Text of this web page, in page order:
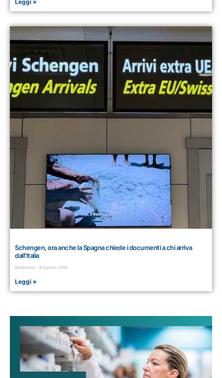
Leggi »
Schengen, ora anche la Spagna chiede i documenti a chi arriva
dall’Italia
Redazione 8 Agosto 2026
Leggi »